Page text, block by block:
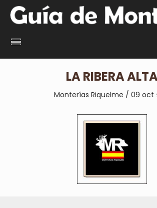
LA RIBERA
Monterías Riquelme / 09 oct